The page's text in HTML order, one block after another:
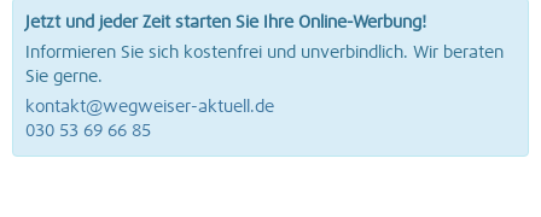
Jetzt und jeder Zeit starten Sie Ihre Online-Werbung!
Informieren Sie sich kostenfrei und unverbindlich. Wir beraten
Sie gerne.
kontakt@wegweiser-aktuell.de
030 53 69 66 85